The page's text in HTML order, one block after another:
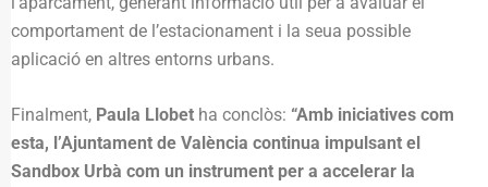
comportament de l’estacionament i la seua possible
aplicació en altres entorns urbans.
Finalment, Paula Llobet ha conclòs: “Amb iniciatives com
esta, l’Ajuntament de València continua impulsant el
Sandbox Urbà com un instrument per a accelerar la